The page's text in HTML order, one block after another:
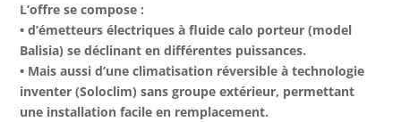
L’offre se compose :
•d’émetteurs électriques à fluide calo porteur (model
Balisia) se déclinant en différentes puissances.
• Mais aussi d’une climatisation réversible à technologie
inventer (Soloclim) sans groupe extérieur, permettant
une installation facile en remplacement.